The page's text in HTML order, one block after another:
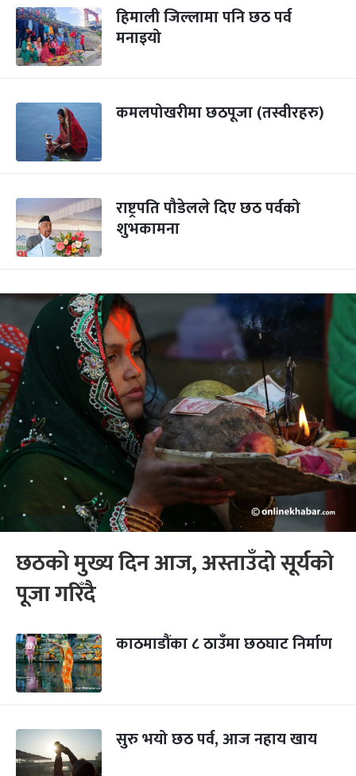
हिमाली जिल्लामा पनि छठ पर्व
मनाइयो
कमलपोखरीमा छठपूजा (तस्वीरहरु)
राष्ट्रपति पौडेलले दिए छठ पर्वको
शुभकामना
छठको मुख्य दिन आज, अस्ताउँदो सूर्यको
पूजा गरिँदै
काठमाडौंका ८ ठाउँमा छठघाट निर्माण
सुरु भयो छठ पर्व, आज नहाय खाय